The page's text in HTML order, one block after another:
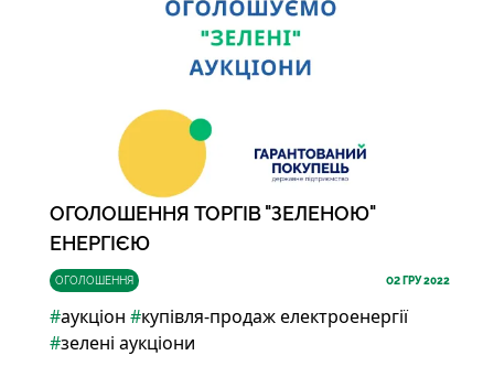
ОГОЛОШЕННЯ 02ГРУ 2022
ОГОЛОШЕННЯ ТОРГІВ "ЗЕЛЕНОЮ"
ЕНЕРГІЄЮ
#аукціон #купівля-продаж електроенергії
#зелені аукціони